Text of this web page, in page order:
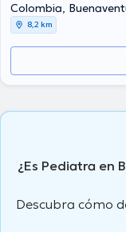
Colombia,
8,2 km
¿Es Pediatra en
Descubra cómo